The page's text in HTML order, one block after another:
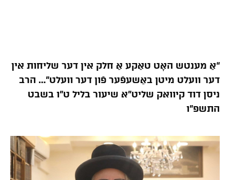
“אַ מענטש האָט טאַקע אַ חלק אין דער שליחות אין
דער וועלט מיטן באַשעפֿער פֿון דער וועלט”… הרב
ניסן דוד קיוואק שליט”א שיעור בליל ט”ו בשבט
התשפ”ו